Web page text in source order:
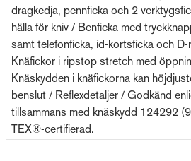
dragkedja, pennficka och 2
hälla för kniv / Benficka med
samt telefonficka, id-kortsficka och
Knäfickor i ripstop stretch med
Knäskydden i knäfickorna kan
benslut / Reflexdetaljer / Godkänd
tillsammans med knäskydd 124292
TEX®-certifierad.